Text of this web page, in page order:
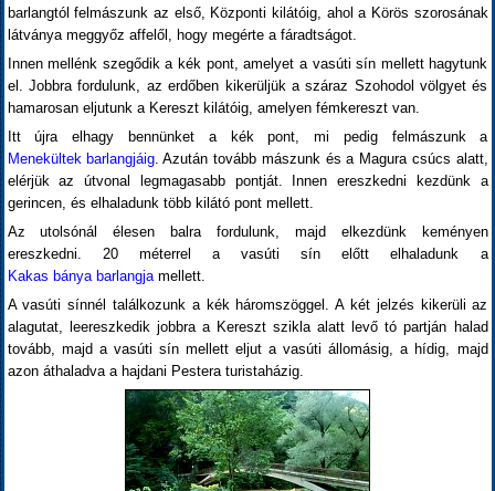
barlangtól felmászunk az első, Központi kilátóig, ahol a Körös szorosának
látványa meggyőz affelől, hogy megérte a fáradtságot.
Innen mellénk szegődik a kék pont, amelyet a vasúti sín mellett hagytunk
el. Jobbra fordulunk, az erdőben kikerüljük a száraz Szohodol völgyet és
hamarosan eljutunk a Kereszt kilátóig, amelyen fémkereszt van.
Itt újra elhagy bennünket a kék pont, mi pedig felmászunk a
Menekültek barlangjáig. Azután tovább mászunk és a Magura csúcs alatt,
elérjük az útvonal legmagasabb pontját. Innen ereszkedni kezdünk a
gerincen, és elhaladunk több kilátó pont mellett.
Az utolsónál élesen balra fordulunk, majd elkezdünk keményen
ereszkedni. 20 méterrel a vasúti sín előtt elhaladunk a
Kakas bánya barlangjamellett.
A vasúti sínnél találkozunk a kék háromszöggel. A két jelzés kikerüli az
alagutat, leereszkedik jobbra a Kereszt szikla alatt levő tó partján halad
tovább, majd a vasúti sín mellett eljut a vasúti állomásig, a hídig, majd
azon áthaladva a hajdani Pestera turistaházig.